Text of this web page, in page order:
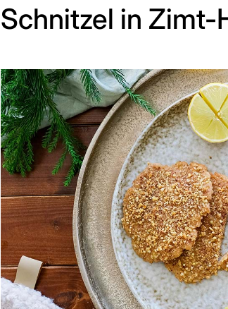
Schnitzel in